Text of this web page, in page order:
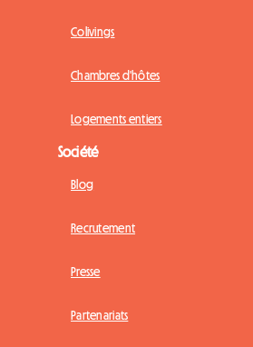
Colivings
Chambres d'hôtes
Logements entiers
Société
Blog
Recrutement
Presse
Partenariats